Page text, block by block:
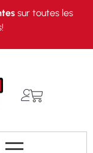
sur toutes les